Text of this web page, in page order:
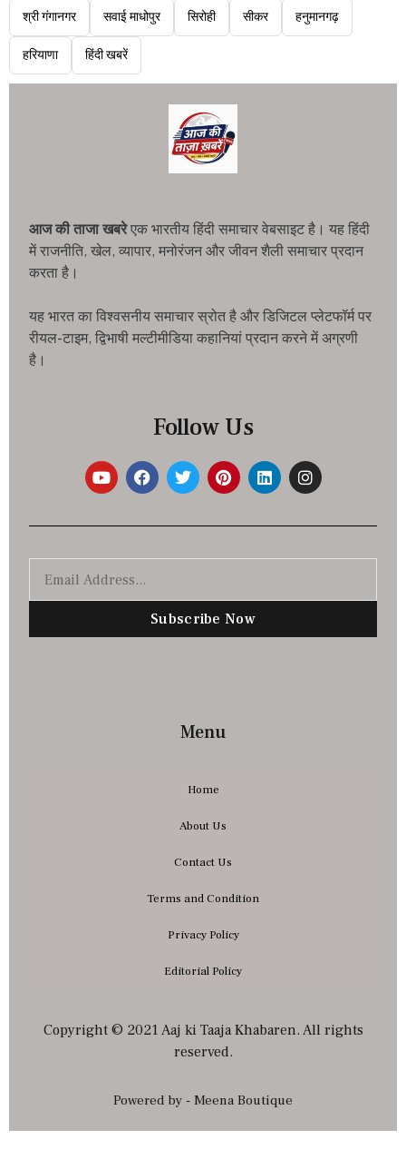
श्री गंगानगर सवाई माधोपुर सिरोही सीकर हनुमानगढ़
हरियाणा हिंदी खबरें
आज की ताजा खबरेएक भारतीय हिंदी समाचार वेबसाइट है। यह हिंदी
में राजनीति, खेल, व्यापार, मनोरंजन और जीवन शैली समाचार प्रदान
करता है।
यह भारत का विश्वसनीय समाचार स्रोत है और डिजिटल प्लेटफॉर्म पर
रीयल-टाइम, द्विभाषी मल्टीमीडिया कहानियां प्रदान करने में अग्रणी
है।
Follow Us
Subscribe Now
Menu
Home
About Us
Contact Us
Terms and Condition
Privacy Policy
Editorial Policy
Copyright © 2021 Aaj ki Taaja Khabaren. All rights
reserved.
Powered by - Meena Boutique